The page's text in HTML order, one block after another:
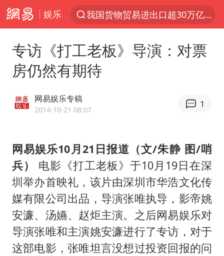
娱乐
我国货物贸易进出口超30万亿元
官方通报教师招聘笔试前13名被淘汰
台风白海豚加强
A股三大股指收涨
泰国枪击案凶手先杀祖父母后行凶
宇树科技中一签需缴款7.54万元
中国军队坚决反制任何闹海图谋
方程豹钛9新车申报
台湾海峡南口北上船舶实施交通管制
专访《打工老板》导演：对票
房仍然有期待
网易娱乐专稿
2014-10-21 08:07
1
网易娱乐10月21日报道（文/朱静 图/哨
兵）
电影《打工老板》于10月19日在深
圳举办首映礼，该片由深圳市华浩文化传
媒有限公司出品，导演张唯执导，影帝姚
安濂、汤嬿、赵炬主演。之后网易娱乐对
导演张唯和主演姚安濂进行了专访，对于
这部电影，张唯坦言没想过投资回报的问